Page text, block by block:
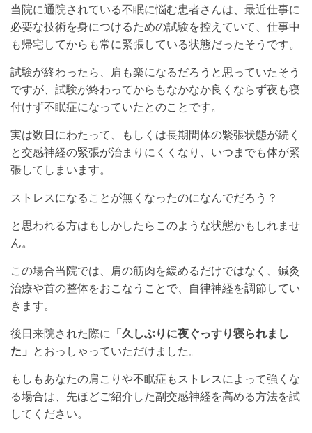
当院に通院されている不眠に悩む患者さんは、最近仕事に
必要な技術を身につけるための試験を控えていて、仕事中
も帰宅してからも常に緊張している状態だったそうです。
試験が終わったら、肩も楽になるだろうと思っていたそう
ですが、試験が終わってからもなかなか良くならず夜も寝
付けず不眠症になっていたとのことです。
実は数日にわたって、もしくは長期間体の緊張状態が続く
と交感神経の緊張が治まりにくくなり、いつまでも体が緊
張してしまいます。
ストレスになることが無くなったのになんでだろう？
と思われる方はもしかしたらこのような状態かもしれませ
ん。
この場合当院では、肩の筋肉を緩めるだけではなく、鍼灸
治療や首の整体をおこなうことで、自律神経を調節してい
きます。
後日来院された際に 「久しぶりに夜ぐっすり寝られまし
た」 とおっしゃっていただけました。
もしもあなたの肩こりや不眠症もストレスによって強くな
る場合は、先ほどご紹介した副交感神経を高める方法を試
してください。